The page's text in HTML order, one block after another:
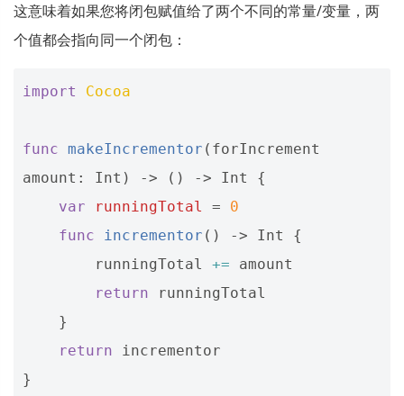
这意味着如果您将闭包赋值给了两个不同的常量/变量，两
个值都会指向同一个闭包：
import Cocoa
func makeIncrementor ( forIncrement
amount : Int ) -> () -> Int
{
var
runningTotal =
0
func
incrementor () -> Int
{
runningTotal
+=
amount
return
runningTotal
}
return
incrementor
}